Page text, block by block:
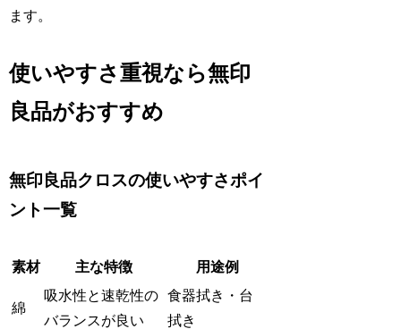
ます。
使いやすさ重視なら無印
良品がおすすめ
無印良品クロスの使いやすさポイ
ント一覧
素材 主な特徴 用途例
綿
吸水性と速乾性の
バランスが良い
食器拭き・台
拭き